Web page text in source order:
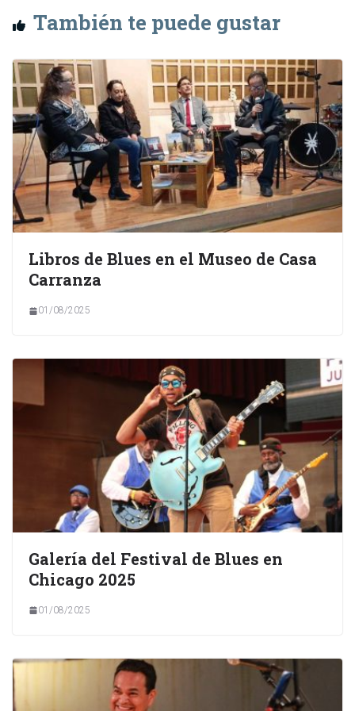
También te puede gustar
Libros de Blues en el Museo de Casa
Carranza
01/08/2025
Galería del Festival de Blues en
Chicago 2025
01/08/2025